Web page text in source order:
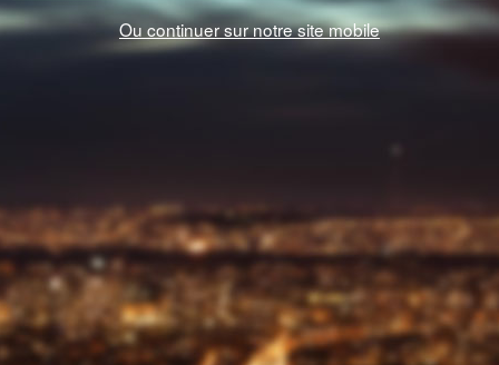
Ou continuer sur notre site mobile